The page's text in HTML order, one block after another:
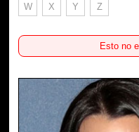
W X Y Z
Esto no